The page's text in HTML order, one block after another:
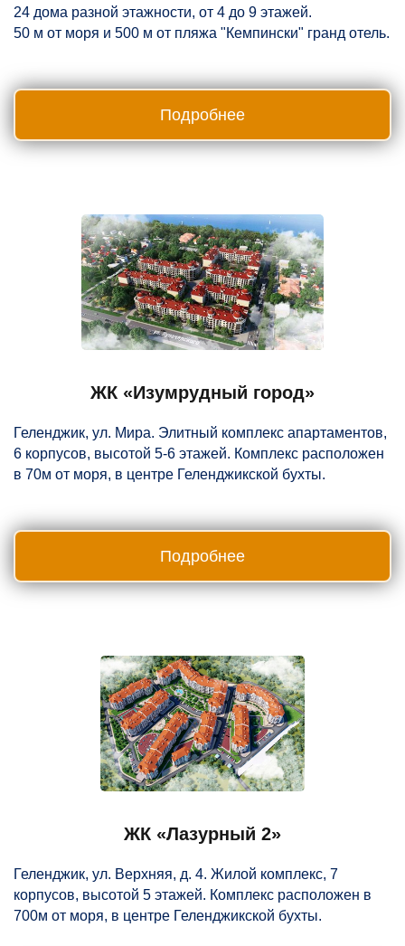
24 дома разной этажности, от 4 до 9 этажей.
50 м от моря и 500 м от пляжа "Кемпински" гранд отель.
Подробнее
ЖК «Изумрудный город»
Геленджик, ул. Мира. Элитный комплекс апартаментов,
6 корпусов, высотой 5-6 этажей. Комплекс расположен
в 70м от моря, в центре Геленджикской бухты.
Подробнее
ЖК «Лазурный 2»
Геленджик, ул. Верхняя, д. 4. Жилой комплекс, 7
корпусов, высотой 5 этажей. Комплекс расположен в
700м от моря, в центре Геленджикской бухты.